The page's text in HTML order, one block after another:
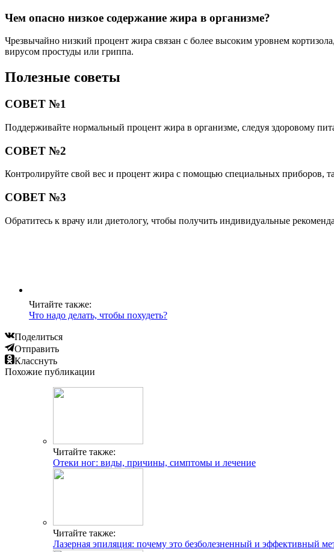
Чем опасно низкое содержание жира в организме?
Чрезвычайно низкий процент жира связан с более высоким уровнем
вирусом простуды или гриппа.
Полезные советы
СОВЕТ №1
Поддерживайте нормальный процент жира в организме, следуя здоровому
СОВЕТ №2
Контролируйте свой вес и процент жира с помощью специальных приборов,
СОВЕТ №3
Обратитесь к врачу или диетологу, чтобы получить индивидуальные
Читайте также:
Что надо делать, чтобы похудеть?
Поделиться
Отправить
Класснуть
Похожие публикации
Читайте также:
Отеки ног: виды, причины, симптомы и лечение
Читайте также:
Лазерная эпиляция: почему это безболезненный и эффективный